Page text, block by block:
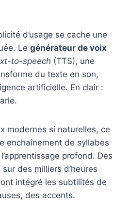
d’usage se cache une
Le générateur de voix
to-speech (TTS), une
du texte en son,
artificielle. En clair :
modernes si naturelles, ce
enchaînement de syllabes
profond. Des
des milliers d’heures
intégré les subtilités de
des accents.